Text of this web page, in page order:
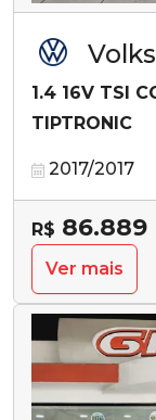
1.4 16V TSI
TIPTRONIC
2017/2017
R$ 86.889
Ver mais